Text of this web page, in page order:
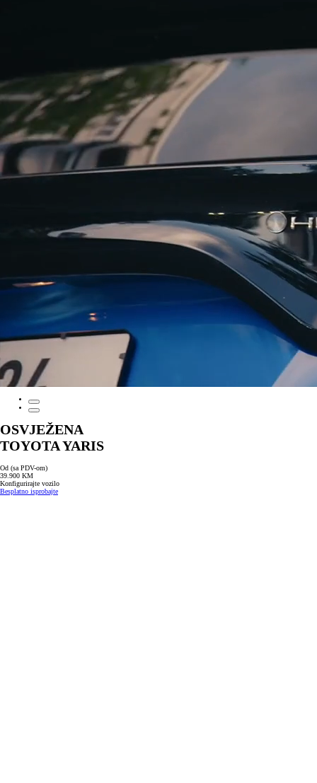
OSVJEŽENA
TOYOTA YARIS
Od (sa PDV-om)
39.900 KM
Konfigurirajte vozilo
Besplatno isprobajte